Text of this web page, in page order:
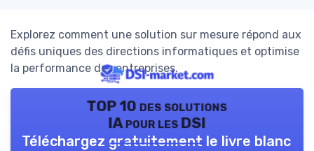
Explorez comment une solution sur mesure répond aux
défis uniques des directions informatiques et optimise
la performance des entreprises.
TOP 10 des solutions
IA pour les DSI
Téléchargez gratuitement le livre blanc